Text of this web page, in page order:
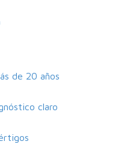
de 20 años
claro